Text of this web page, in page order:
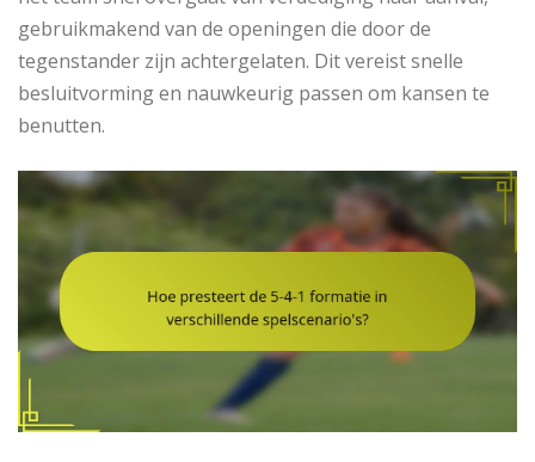
gebruikmakend van de openingen die door de
tegenstander zijn achtergelaten. Dit vereist snelle
besluitvorming en nauwkeurig passen om kansen te
benutten.